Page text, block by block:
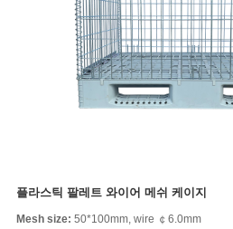
플라스틱 팔레트 와이어 메쉬 케이지
Mesh size: 50*100mm, wire ￠6.0mm